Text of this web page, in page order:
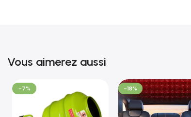
Vous aimerez aussi
-7% -18%